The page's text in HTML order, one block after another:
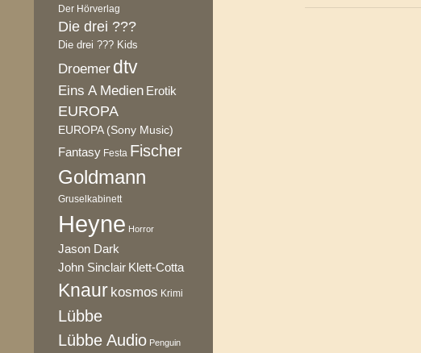
Der Hörverlag
Die drei ???
Die drei ??? Kids
Droemer dtv
Eins A Medien Erotik
EUROPA
EUROPA (Sony Music)
Fantasy Festa Fischer
Goldmann
Gruselkabinett
Heyne Horror
Jason Dark
John Sinclair Klett-Cotta
Knaur kosmos Krimi
Lübbe
Lübbe Audio Penguin